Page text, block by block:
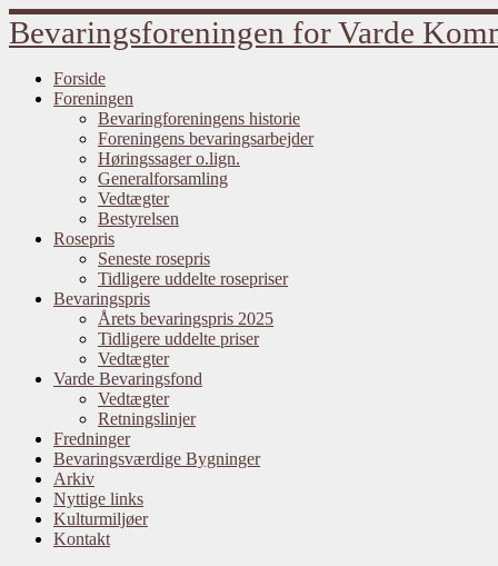
Fortsæt
til
Bevaringsforeningen for Varde
Forside
Foreningen
Bevaringforeningens historie
Foreningens bevaringsarbejder
Høringssager o.lign.
Generalforsamling
Vedtægter
Bestyrelsen
Rosepris
Seneste rosepris
Tidligere uddelte rosepriser
Bevaringspris
Årets bevaringspris 2025
Tidligere uddelte priser
Vedtægter
Varde Bevaringsfond
Vedtægter
Retningslinjer
Fredninger
Bevaringsværdige Bygninger
Arkiv
Nyttige links
Kulturmiljøer
Kontakt